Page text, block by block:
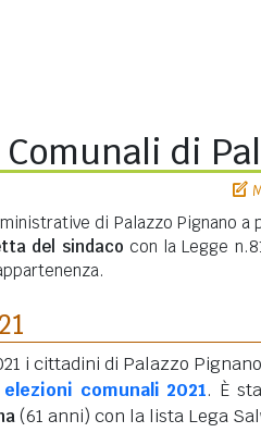
di
di Palazzo Pignano a
del sindaco con la Legge
i cittadini di Palazzo
elezioni comunali 2021. È
(61 anni) con la lista Lega